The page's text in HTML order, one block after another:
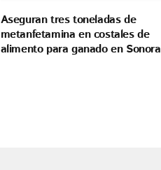
Aseguran tres toneladas de
metanfetamina en costales de
alimento para ganado en Sonora